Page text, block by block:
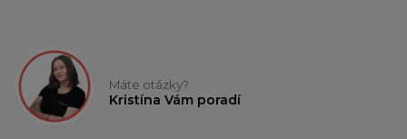
Máte otázky?
Kristína Vám poradí